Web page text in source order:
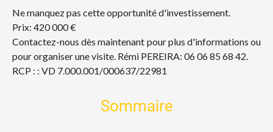
Ne manquez pas cette opportunité d'investissement.
Prix: 420 000 €
Contactez-nous dès maintenant pour plus d'informations ou
pour organiser une visite. Rémi PEREIRA: 06 06 85 68 42.
RCP : : VD 7.000.001/000637/22981
Sommaire